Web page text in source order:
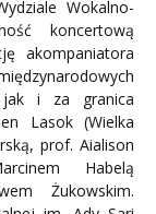
Wokalno-
koncertową
akompaniatora
jak i za granica
Lasok (Wielka
prof. Aialison
Habelą
Żukowskim.